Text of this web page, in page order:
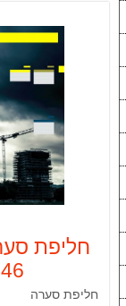
חליפת סערה